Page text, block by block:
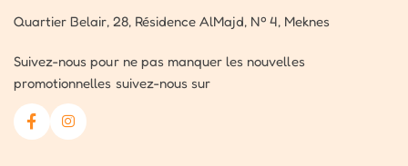
Quartier Belair, 28, Résidence AlMajd, Nº 4, Meknes
Suivez-nous pour ne pas manquer les nouvelles
promotionnelles suivez-nous sur